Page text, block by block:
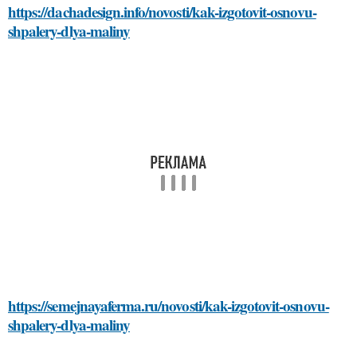
https://dachadesign.info/novosti/kak-izgotovit-osnovu-
shpalery-dlya-maliny
https://semejnayaferma.ru/novosti/kak-izgotovit-osnovu-
shpalery-dlya-maliny